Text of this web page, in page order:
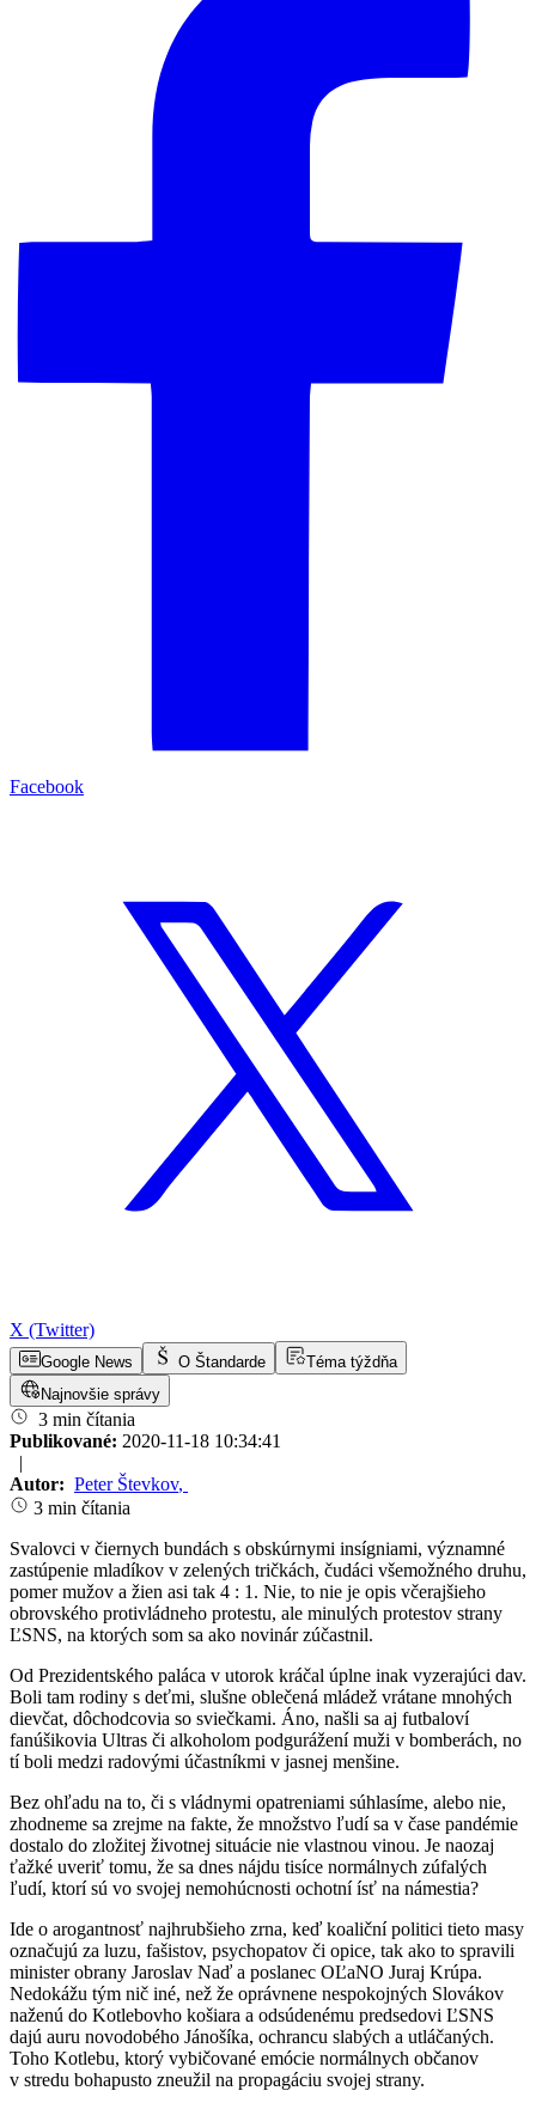
Facebook
X (Twitter)
Google News O Štandarde
Téma týždňa
Najnovšie správy
3 min čítania
Publikované: 2020-11-18 10:34:41
|
Autor: Peter Števkov,
3 min čítania
Svalovci v čiernych bundách s obskúrnymi insígniami, významné
zastúpenie mladíkov v zelených tričkách, čudáci všemožného druhu,
pomer mužov a žien asi tak 4 : 1. Nie, to nie je opis včerajšieho
obrovského protivládneho protestu, ale minulých protestov strany
ĽSNS, na ktorých som sa ako novinár zúčastnil.
Od Prezidentského paláca v utorok kráčal úplne inak vyzerajúci dav.
Boli tam rodiny s deťmi, slušne oblečená mládež vrátane mnohých
dievčat, dôchodcovia so sviečkami. Áno, našli sa aj futbaloví
fanúšikovia Ultras či alkoholom podgurážení muži v bomberách, no
tí boli medzi radovými účastníkmi v jasnej menšine.
Bez ohľadu na to, či s vládnymi opatreniami súhlasíme, alebo nie,
zhodneme sa zrejme na fakte, že množstvo ľudí sa v čase pandémie
dostalo do zložitej životnej situácie nie vlastnou vinou. Je naozaj
ťažké uveriť tomu, že sa dnes nájdu tisíce normálnych zúfalých
ľudí, ktorí sú vo svojej nemohúcnosti ochotní ísť na námestia?
Ide o arogantnosť najhrubšieho zrna, keď koaliční politici tieto masy
označujú za luzu, fašistov, psychopatov či opice, tak ako to spravili
minister obrany Jaroslav Naď a poslanec OĽaNO Juraj Krúpa.
Nedokážu tým nič iné, než že oprávnene nespokojných Slovákov
naženú do Kotlebovho košiara a odsúdenému predsedovi ĽSNS
dajú auru novodobého Jánošíka, ochrancu slabých a utláčaných.
Toho Kotlebu, ktorý vybičované emócie normálnych občanov
v stredu bohapusto zneužil na propagáciu svojej strany.